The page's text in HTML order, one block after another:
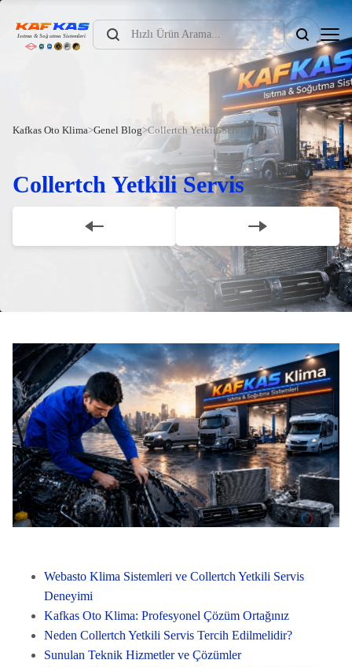
Products
search
Kafkas Oto Klima>Genel Blog>Collertch Yetkili Servis
Collertch Yetkili Servis
Webasto Klima Sistemleri ve Collertch Yetkili Servis
Deneyimi
Kafkas Oto Klima: Profesyonel Çözüm Ortağınız
Neden Collertch Yetkili Servis Tercih Edilmelidir?
Sunulan Teknik Hizmetler ve Çözümler